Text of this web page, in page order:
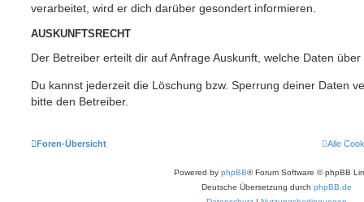
verarbeitet, wird er dich darüber gesondert informieren.
AUSKUNFTSRECHT
Der Betreiber erteilt dir auf Anfrage Auskunft, welche Daten
Du kannst jederzeit die Löschung bzw. Sperrung deiner Daten
bitte den Betreiber.
Foren-Übersicht Alle
Powered by phpBB® Forum Software © phpBB
Deutsche Übersetzung durch phpBB.de